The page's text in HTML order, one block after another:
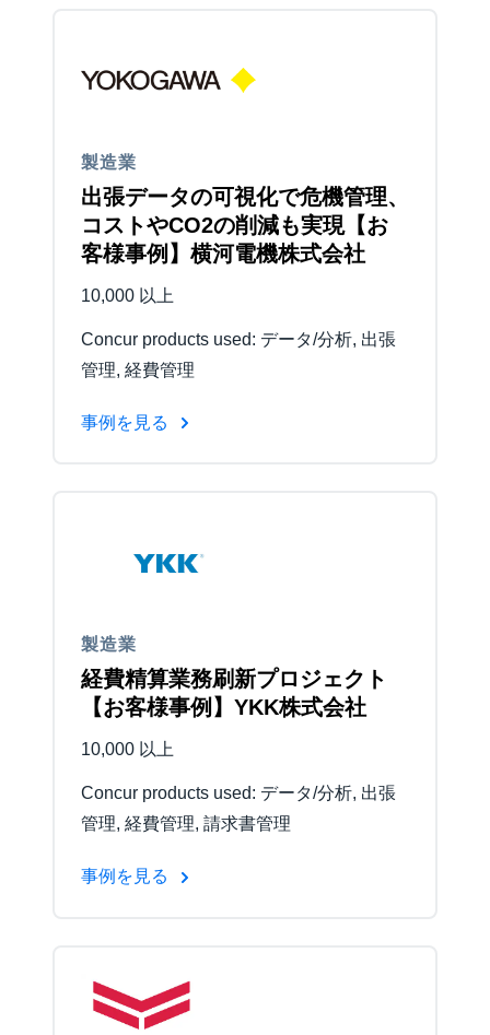
製造業
出張データの可視化で危機管理、
コストやCO2の削減も実現【お
客様事例】横河電機株式会社
10,000 以上
Concur products used: データ/分析, 出張
管理, 経費管理
事例を見る
製造業
経費精算業務刷新プロジェクト
【お客様事例】YKK株式会社
10,000 以上
Concur products used: データ/分析, 出張
管理, 経費管理, 請求書管理
事例を見る